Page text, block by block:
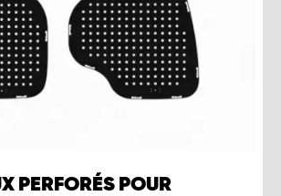
PERFORÉS POUR